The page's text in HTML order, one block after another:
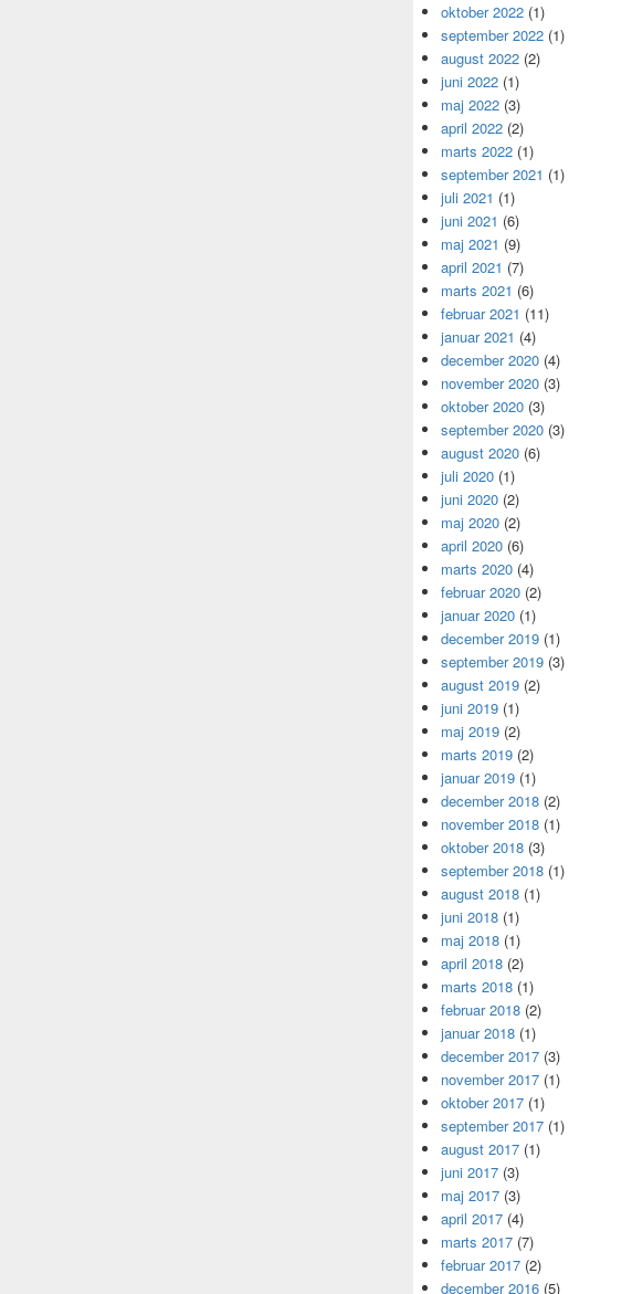
oktober 2022 (1)
september 2022 (1)
august 2022 (2)
juni 2022 (1)
maj 2022 (3)
april 2022 (2)
marts 2022 (1)
september 2021 (1)
juli 2021 (1)
juni 2021 (6)
maj 2021 (9)
april 2021 (7)
marts 2021 (6)
februar 2021 (11)
januar 2021 (4)
december 2020 (4)
november 2020 (3)
oktober 2020 (3)
september 2020 (3)
august 2020 (6)
juli 2020 (1)
juni 2020 (2)
maj 2020 (2)
april 2020 (6)
marts 2020 (4)
februar 2020 (2)
januar 2020 (1)
december 2019 (1)
september 2019 (3)
august 2019 (2)
juni 2019 (1)
maj 2019 (2)
marts 2019 (2)
januar 2019 (1)
december 2018 (2)
november 2018 (1)
oktober 2018 (3)
september 2018 (1)
august 2018 (1)
juni 2018 (1)
maj 2018 (1)
april 2018 (2)
marts 2018 (1)
februar 2018 (2)
januar 2018 (1)
december 2017 (3)
november 2017 (1)
oktober 2017 (1)
september 2017 (1)
august 2017 (1)
juni 2017 (3)
maj 2017 (3)
april 2017 (4)
marts 2017 (7)
februar 2017 (2)
december 2016 (5)